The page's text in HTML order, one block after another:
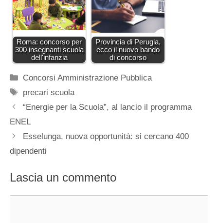
Roma: concorso per
300 insegnanti scuola
dell'infanzia
Provincia di Perugia,
ecco il nuovo bando
di concorso
Categorie
Concorsi Amministrazione Pubblica
Tag
precari scuola
“Energie per la Scuola”, al lancio il programma
ENEL
Esselunga, nuova opportunità: si cercano 400
dipendenti
Lascia un commento